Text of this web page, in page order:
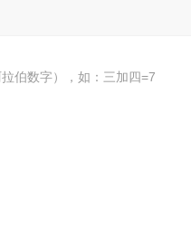
伯数字），如：三加四=7